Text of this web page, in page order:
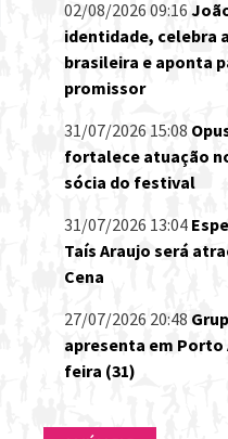
02/08/2026 09:16
identidade, celebra
brasileira e aponta
promissor
31/07/2026 15:08
fortalece atuação
sócia do festival
31/07/2026 13:04
Taís Araujo será
Cena
27/07/2026 20:48
apresenta em
feira (31)